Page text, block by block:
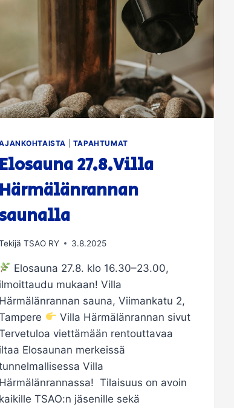
TAPAHTUMAT
Elosauna 27.8.Villa
Härmälänrannan
saunalla
TSAO RY 3.8.2025
Elosauna 27.8. klo 16.30–23.00,
ilmoittaudu mukaan! Villa
Härmälänrannan sauna, Viimankatu 2,
Villa Härmälänrannan sivut
viettämään rentouttavaa
iltaa Elosaunan merkeissä
Villa
Härmälänrannassa! Tilaisuus on avoin
kaikille TSAO:n jäsenille sekä